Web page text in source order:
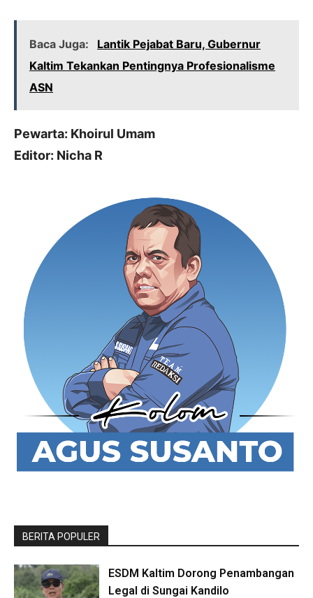
Baca Juga:
Lantik Pejabat Baru, Gubernur
Kaltim Tekankan Pentingnya Profesionalisme
ASN
Pewarta: Khoirul Umam
Editor: Nicha R
BERITA POPULER
ESDM Kaltim Dorong Penambangan
Legal di Sungai Kandilo